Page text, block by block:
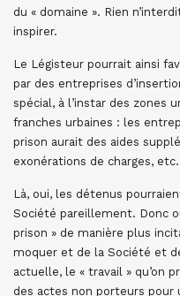
du « domaine ». Rien
inspirer.
Le Légisteur pourrait ainsi
par des entreprises
spécial, à l’instar des zones
franches urbaines : les
prison aurait des aides
exonérations de charges, etc.
Là, oui, les détenus
Société pareillement. Donc
prison » de manière plus
moquer et de la Société et
actuelle, le « travail » qu’on
des actes non porteurs pour